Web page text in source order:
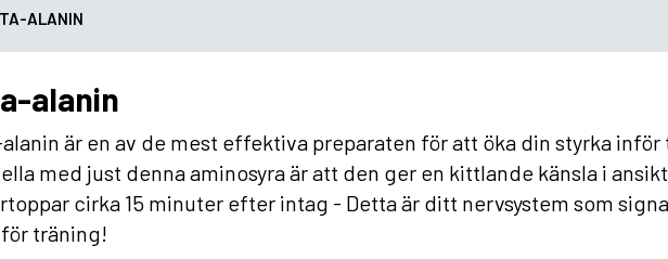
ALANIN
alanin
är en av de mest effektiva preparaten för att öka din styrka inför
med just denna aminosyra är att den ger en kittlande känsla i
cirka 15 minuter efter intag - Detta är ditt nervsystem som
träning!